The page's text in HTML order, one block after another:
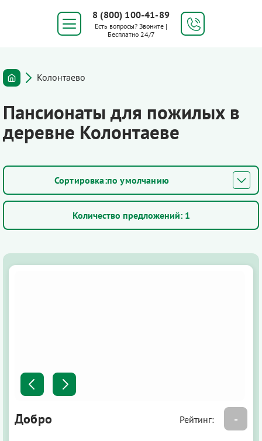
8 (800) 100-41-89
Есть вопросы? Звоните |
Бесплатно 24/7
Колонтаево
Пансионаты для пожилых в
деревне Колонтаеве
по умолчанию
Количество предложений: 1
Добро Рейтинг: -